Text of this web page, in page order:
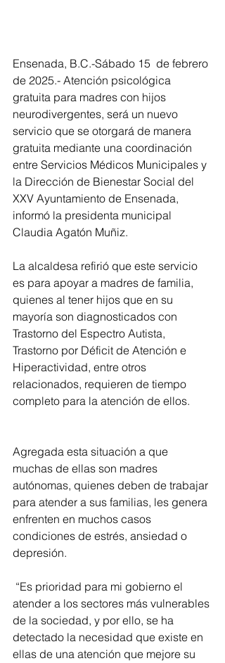
Ensenada, B.C.-Sábado 15  de febrero
de 2025.- Atención psicológica
gratuita para madres con hijos
neurodivergentes, será un nuevo
servicio que se otorgará de manera
gratuita mediante una coordinación
entre Servicios Médicos Municipales y
la Dirección de Bienestar Social del
XXV Ayuntamiento de Ensenada,
informó la presidenta municipal
Claudia Agatón Muñiz.
La alcaldesa refirió que este servicio
es para apoyar a madres de familia,
quienes al tener hijos que en su
mayoría son diagnosticados con
Trastorno del Espectro Autista,
Trastorno por Déficit de Atención e
Hiperactividad, entre otros
relacionados, requieren de tiempo
completo para la atención de ellos.
Agregada esta situación a que
muchas de ellas son madres
autónomas, quienes deben de trabajar
para atender a sus familias, les genera
enfrenten en muchos casos
condiciones de estrés, ansiedad o
depresión.
atender a los sectores más vulnerables
de la sociedad, y por ello, se ha
detectado la necesidad que existe en
ellas de una atención que mejore su